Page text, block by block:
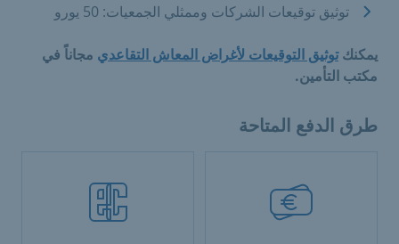
توثيق توقيعات الشركات وممثلي الجمعيات: 50 يورو
يمكنك توثيق التوقيعات لأغراض المعاش التقاعدي مجاناً في
مكتب التأمين.
طرق الدفع المتاحة